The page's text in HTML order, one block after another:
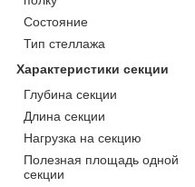
Состояние
Тип стеллажа
Характеристики секции
Глубина секции
Длина секции
Нагрузка на секцию
Полезная площадь одной
секции